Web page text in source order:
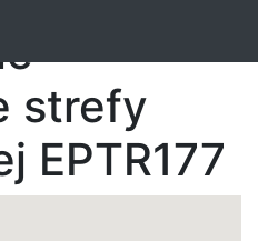
strefy
EPTR177